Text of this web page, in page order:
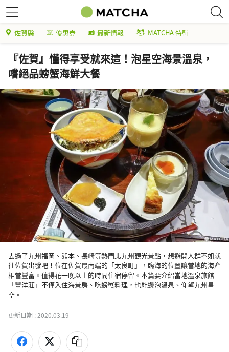
佐賀縣 優惠券 最新情報 MATCHA 特輯
『佐賀』懂得享受就來這！泡星空海景溫泉，
嚐絕品螃蟹海鮮大餐
去過了九州福岡、熊本、長崎等熱門北九州觀光景點，想避開人群不如就
往佐賀出發吧！位在佐賀最南端的「太良町」，臨海的位置讓當地的海產
相當豐富。值得花一晚以上的時間住宿停留。本篇要介紹當地溫泉旅館
「豐洋莊」不僅入住海景房、吃螃蟹料理，也能邊泡溫泉、仰望九州星
空。
更新日期 :2020.03.19